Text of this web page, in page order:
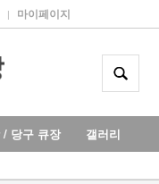
| 마이페이지
/ 당구 큐장 갤러리